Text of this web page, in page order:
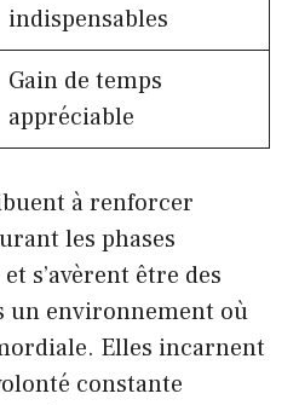
indispensables
Gain de temps
appréciable
à renforcer
les phases
s’avèrent être des
un environnement où
Elles incarnent
constante